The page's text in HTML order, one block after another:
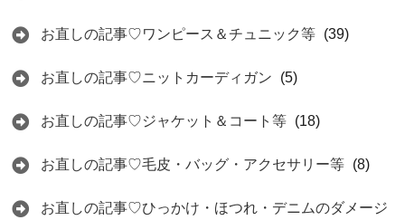
お直しの記事♡ワンピース＆チュニック等 (39)
お直しの記事♡ニットカーディガン (5)
お直しの記事♡ジャケット＆コート等 (18)
お直しの記事♡毛皮・バッグ・アクセサリー等 (8)
お直しの記事♡ひっかけ・ほつれ・デニムのダメージ